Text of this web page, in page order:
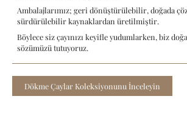
Ambalajlarımız; geri dönüştürülebilir, doğada
sürdürülebilir kaynaklardan üretilmiştir.
Böylece siz çayınızı keyifle yudumlarken, biz
sözümüzü tutuyoruz.
Dökme Çaylar Koleksiyonunu İnceleyin